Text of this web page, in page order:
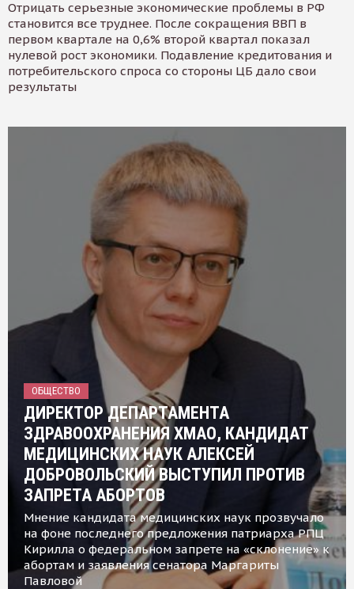
Отрицать серьезные экономические проблемы в РФ
становится все труднее. После сокращения ВВП в
первом квартале на 0,6% второй квартал показал
нулевой рост экономики. Подавление кредитования и
потребительского спроса со стороны ЦБ дало свои
результаты
ОБЩЕСТВО
ДИРЕКТОР ДЕПАРТАМЕНТА
ЗДРАВООХРАНЕНИЯ ХМАО, КАНДИДАТ
МЕДИЦИНСКИХ НАУК АЛЕКСЕЙ
ДОБРОВОЛЬСКИЙ ВЫСТУПИЛ ПРОТИВ
ЗАПРЕТА АБОРТОВ
Мнение кандидата медицинских наук прозвучало
на фоне последнего предложения патриарха РПЦ
Кирилла о федеральном запрете на «склонение» к
абортам и заявления сенатора Маргариты
Павловой